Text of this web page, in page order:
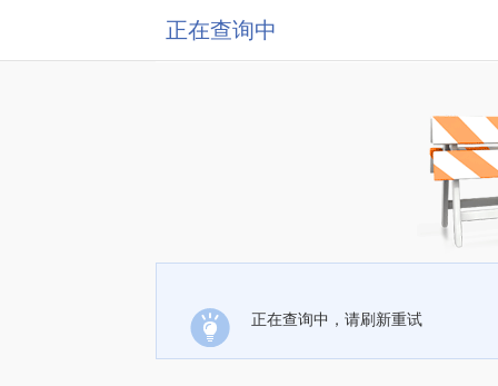
正在查询中
正在查询中，请刷新重试